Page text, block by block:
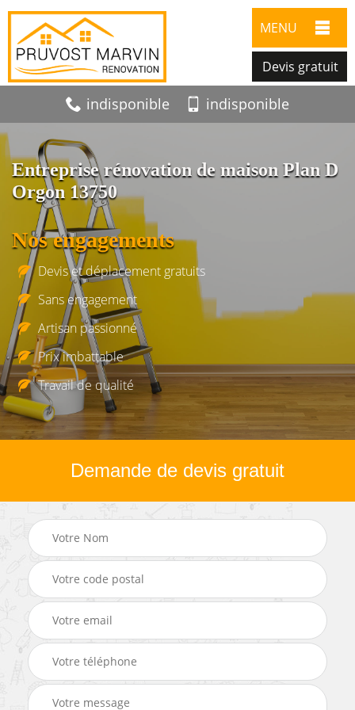
MENU
Devis gratuit
indisponible indisponible
Entreprise rénovation de maison Plan D
Orgon 13750
Nos engagements
Devis et déplacement gratuits
Sans engagement
Artisan passionné
Prix imbattable
Travail de qualité
Demande de devis gratuit